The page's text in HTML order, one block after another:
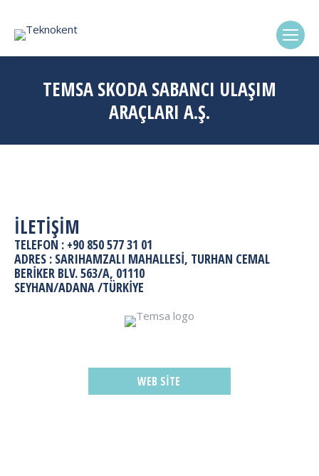
TEMSA SKODA SABANCI ULAŞIM
ARAÇLARI A.Ş.
İLETİŞİM
TELEFON : +90 850 577 31 01
ADRES : SARIHAMZALI MAHALLESI, TURHAN CEMAL
BERIKER BLV. 563/A, 01110
SEYHAN/ADANA /TÜRKIYE
WEB SITE